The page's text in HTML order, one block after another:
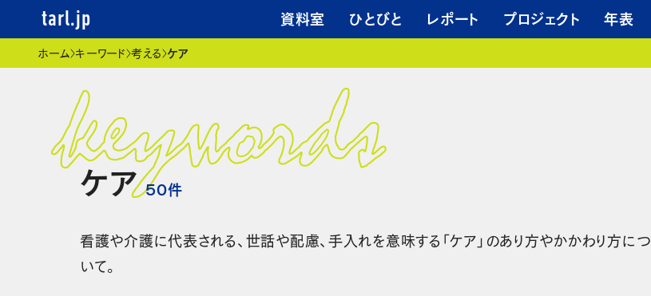
tarl.jp 資料室 ひとびと レポート プロジェクト 年表
現在位置ホーム キーワード 考える ケア
ケア 50件
看護や介護に代表される、世話や配慮、手入れを意味する「ケア」のあり方やかかわり方につ
いて。